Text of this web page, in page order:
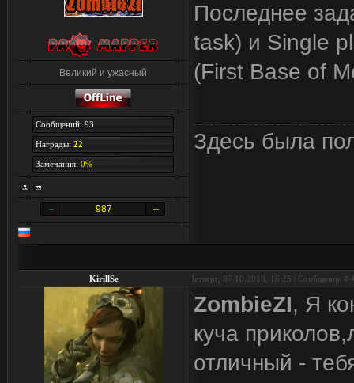
Великий и ужасный
Сообщений: 93
Награды: 22
Замечания: 0%
987
Последнее
task) и Single
(First Base of
Здесь была
KirillSe Четверг, 07.10.2010, 16:25 | Сообщение #
ZombieZI, Я
куча
отличный -